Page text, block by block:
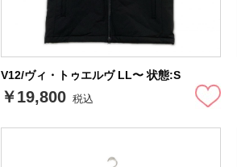
V12/ヴィ・トゥエルヴ LL〜 状態:S
￥19,800 税込